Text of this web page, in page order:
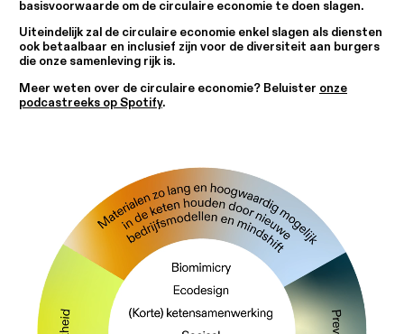
basisvoorwaarde om de circulaire economie te doen slagen.
Uiteindelijk zal de circulaire economie enkel slagen als diensten
ook betaalbaar en inclusief zijn voor de diversiteit aan burgers
die onze samenleving rijk is.
Meer weten over de circulaire economie? Beluister onze
podcastreeks op Spotify.